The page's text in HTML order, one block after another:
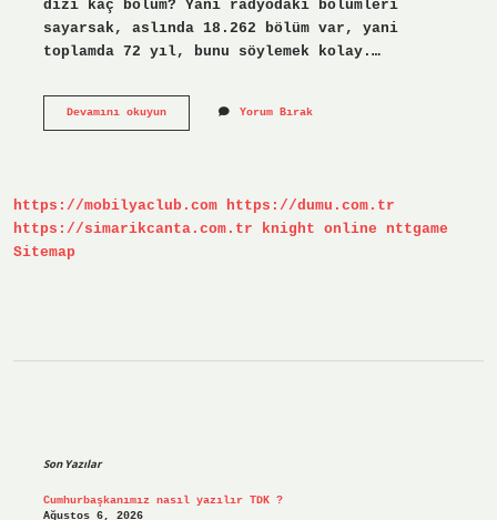
dizi kaç bölüm? Yani radyodaki bölümleri
sayarsak, aslında 18.262 bölüm var, yani
toplamda 72 yıl, bunu söylemek kolay.…
Devamını okuyunDünyadaki
Yorum Bırak
https://mobilyaclub.com https://dumu.com.tr
https://simarikcanta.com.tr
knight online
nttgame
Sitemap
Son Yazılar
Cumhurbaşkanımız nasıl yazılır TDK ?
Ağustos 6, 2026